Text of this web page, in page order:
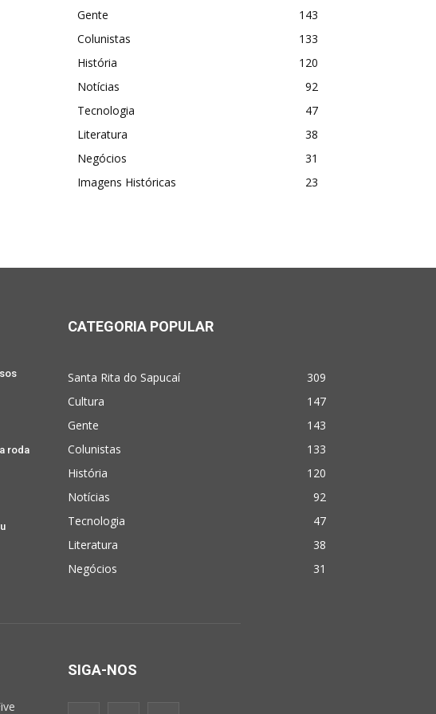
Gente
143
Colunistas
133
História
120
Notícias
92
Tecnologia
47
Literatura
38
Negócios
31
Imagens Históricas
23
roda
CATEGORIA POPULAR
Santa Rita do Sapucaí
309
Cultura
147
Gente
143
Colunistas
133
História
120
Notícias
92
Tecnologia
47
Literatura
38
Negócios
31
SIGA-NOS